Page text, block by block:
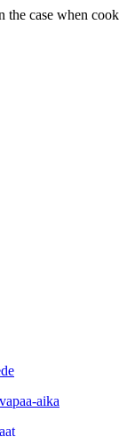
case when
aika